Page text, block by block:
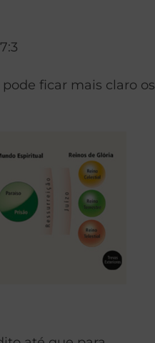
ficar mais claro os